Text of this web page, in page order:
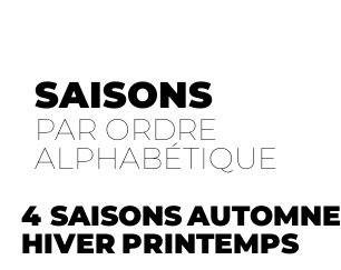
SAISONS
PAR ORDRE
ALPHABÉTIQUE
4 SAISONSAUTOMNE
HIVER PRINTEMPS